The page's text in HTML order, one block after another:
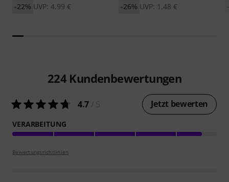
UVP: 4,99 €
-22% UVP: 1,48 €
-26%
224 Kundenbewertungen
4.7 Jetzt bewerten
VERARBEITUNG
Bewertungsrichtlinien